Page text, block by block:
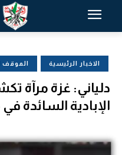
الاخبار الرئيسية الموقف
دلياني: غزة مرآة
الإبادية السائدة